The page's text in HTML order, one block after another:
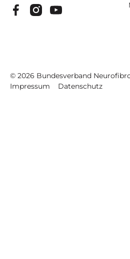
© 2026 Bundesverband
Impressum
Datenschutz